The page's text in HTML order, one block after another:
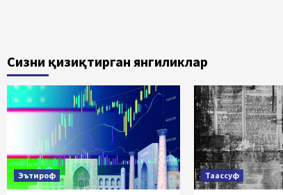
Сизни қизиқтирган янгиликлар
Эътироф Таассуф